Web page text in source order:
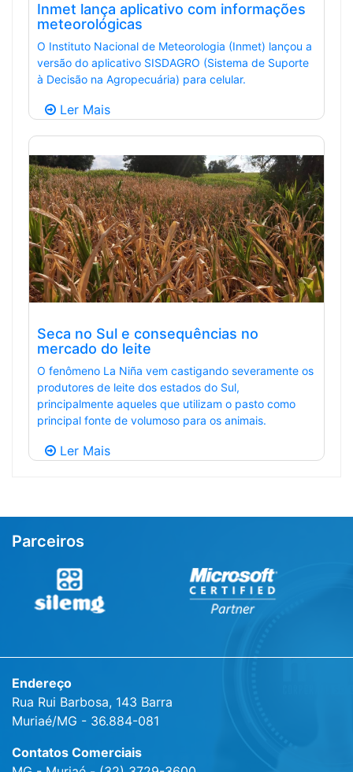
Inmet lança aplicativo com informações
meteorológicas
O Instituto Nacional de Meteorologia (Inmet) lançou a
versão do aplicativo SISDAGRO (Sistema de Suporte
à Decisão na Agropecuária) para celular.
Ler Mais
Seca no Sul e consequências no
mercado do leite
O fenômeno La Niña vem castigando severamente os
produtores de leite dos estados do Sul,
principalmente aqueles que utilizam o pasto como
principal fonte de volumoso para os animais.
Ler Mais
Parceiros
Endereço
Rua Rui Barbosa, 143 Barra
Muriaé/MG - 36.884-081
Contatos Comerciais